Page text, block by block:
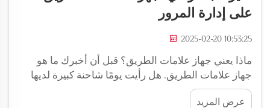
على إدارة المرور
2025-02-20 10:53:25
ماذا يعني جهاز علامات الطريق؟ قبل أن أخبرك ما هو
جهاز علامات الطريق. هل رأيت يومًا شاحنة كبيرة لديها
ذراع طويل يرش الطلاء على الطريق؟ إنه جهاز علامات
خطوط! هذه المركبات مهمة لأنها تضع الخطوط...
عرض المزيد